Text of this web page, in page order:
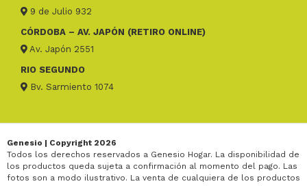
9 de Julio 932
CÓRDOBA – AV. JAPÓN (RETIRO ONLINE)
Av. Japón 2551
RIO SEGUNDO
Bv. Sarmiento 1074
Genesio | Copyright 2026
Todos los derechos reservados a Genesio Hogar. La disponibilidad de
los productos queda sujeta a confirmación al momento del pago. Las
fotos son a modo ilustrativo. La venta de cualquiera de los productos